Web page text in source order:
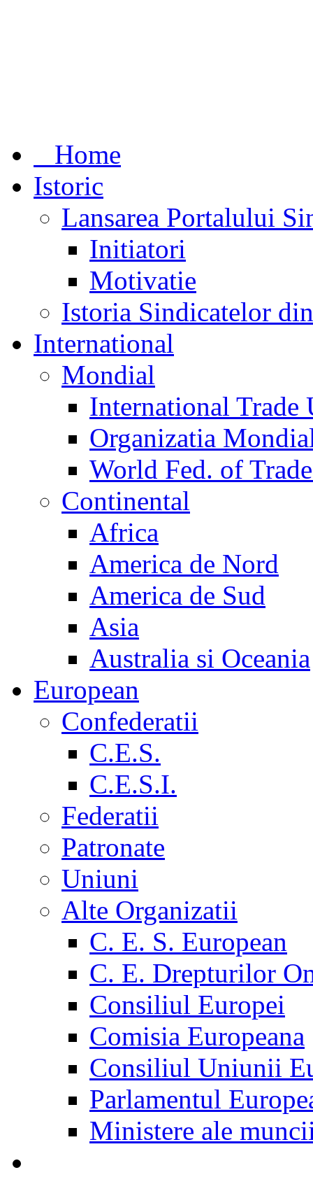
Home
Istoric
Lansarea Portalului
Initiatori
Motivatie
Istoria Sindicatelor
International
Mondial
International Trade
Organizatia
World Fed. of
Continental
Africa
America de Nord
America de Sud
Asia
Australia si Oceania
European
Confederatii
C.E.S.
C.E.S.I.
Federatii
Patronate
Uniuni
Alte Organizatii
C. E. S. European
C. E. Drepturilor
Consiliul Europei
Comisia Europeana
Consiliul Uniunii
Parlamentul
Ministere ale